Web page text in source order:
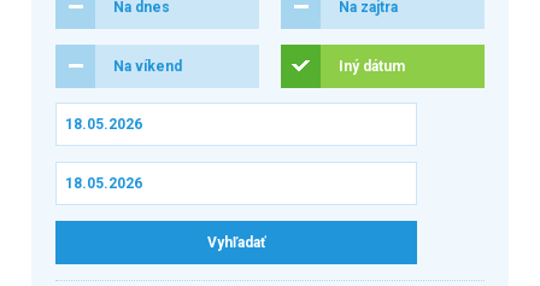
Na dnes Na zajtra
Na víkend Iný dátum